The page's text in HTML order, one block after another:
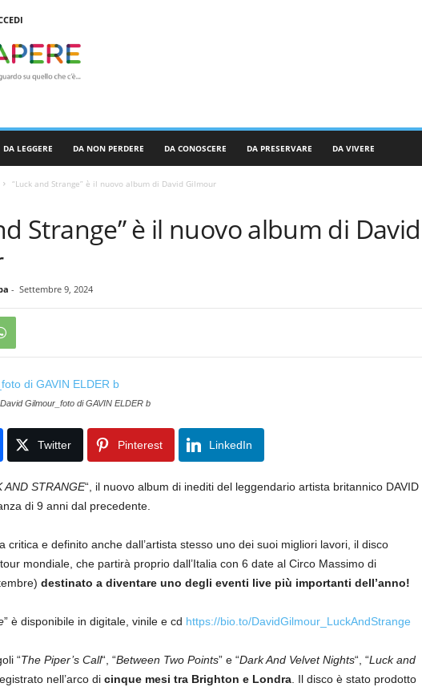
DA LEGGERE DA NON PERDERE DA CONOSCERE DA PRESERVARE DA VIVERE
“Luck and Strange” è il nuovo album di David Gilmour
Strange” è il nuovo album di David
- Settembre 9, 2024
David Gilmour_foto di GAVIN ELDER b
Twitter Pinterest LinkedIn
AND STRANGE“, il nuovo album di inediti del leggendario artista britannico DAVID
di 9 anni dal precedente.
critica e definito anche dall’artista stesso uno dei suoi migliori lavori, il disco
mondiale, che partirà proprio dall’Italia con 6 date al Circo Massimo di
destinato a diventare uno degli eventi live più importanti dell’anno!
” è disponibile in digitale, vinile e cd https://bio.to/DavidGilmour_LuckAndStrange
“The Piper’s Call“, “Between Two Points” e “Dark And Velvet Nights“, “Luck and
nell’arco di cinque mesi tra Brighton e Londra. Il disco è stato prodotto